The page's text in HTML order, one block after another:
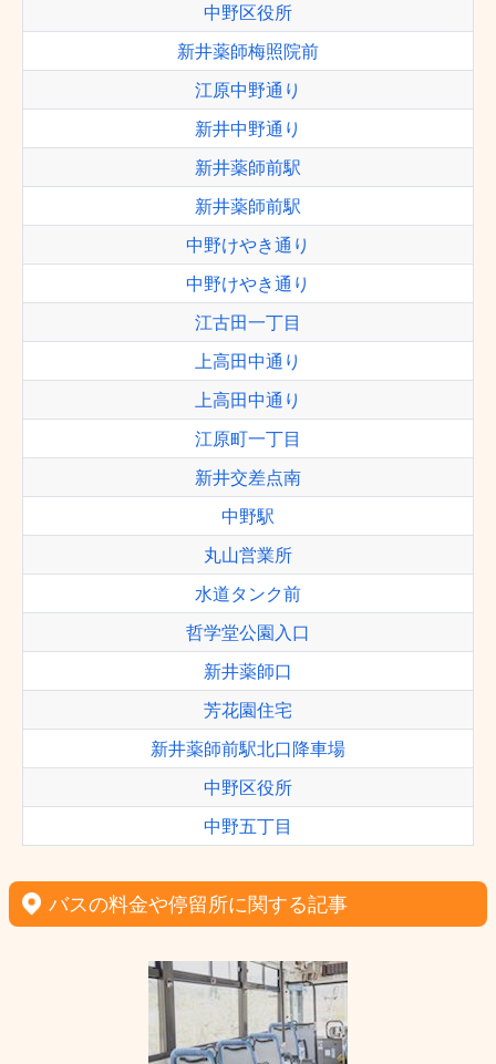
中野区役所
新井薬師梅照院前
江原中野通り
新井中野通り
新井薬師前駅
新井薬師前駅
中野けやき通り
中野けやき通り
江古田一丁目
上高田中通り
上高田中通り
江原町一丁目
新井交差点南
中野駅
丸山営業所
水道タンク前
哲学堂公園入口
新井薬師口
芳花園住宅
新井薬師前駅北口降車場
中野区役所
中野五丁目
バスの料金や停留所に関する記事